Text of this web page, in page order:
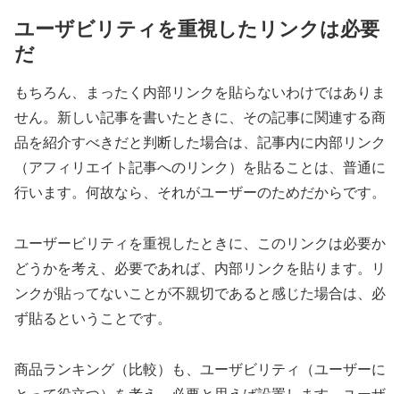
ユーザビリティを重視したリンクは必要
だ
もちろん、まったく内部リンクを貼らないわけではありま
せん。新しい記事を書いたときに、その記事に関連する商
品を紹介すべきだと判断した場合は、記事内に内部リンク
（アフィリエイト記事へのリンク）を貼ることは、普通に
行います。何故なら、それがユーザーのためだからです。
ユーザービリティを重視したときに、このリンクは必要か
どうかを考え、必要であれば、内部リンクを貼ります。リ
ンクが貼ってないことが不親切であると感じた場合は、必
ず貼るということです。
商品ランキング（比較）も、ユーザビリティ（ユーザーに